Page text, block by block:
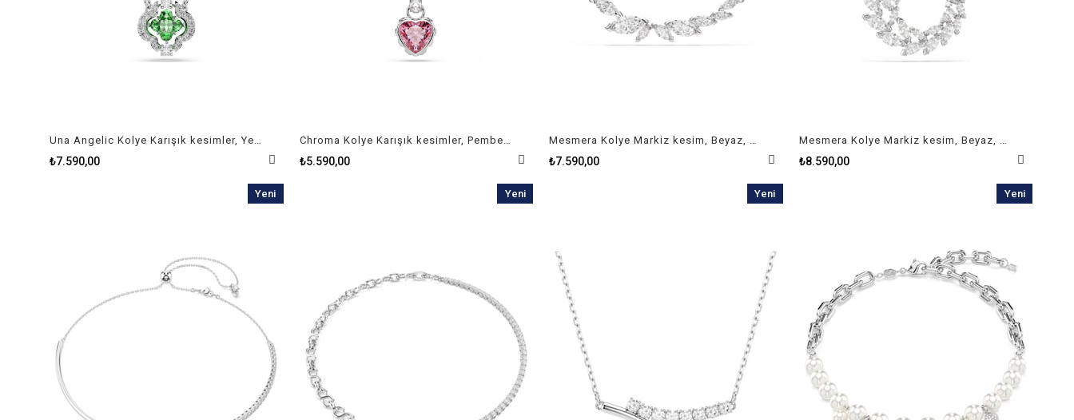
Una Angelic Kolye Karışık kesimler, Yeşil, Rodyum kaplama
₺7.590,00
Chroma Kolye Karışık kesimler, Pembe, Rodyum kaplama
₺5.590,00
Mesmera Kolye Markiz kesim, Beyaz, Rodyum kaplama
₺7.590,00
Mesmera Kolye Markiz kesim, Beyaz, Rodyum kaplama
₺8.590,00
Yeni
Yeni
Yeni
Yeni